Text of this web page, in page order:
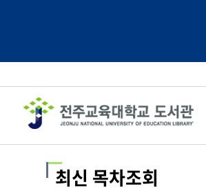
최신 목차조회